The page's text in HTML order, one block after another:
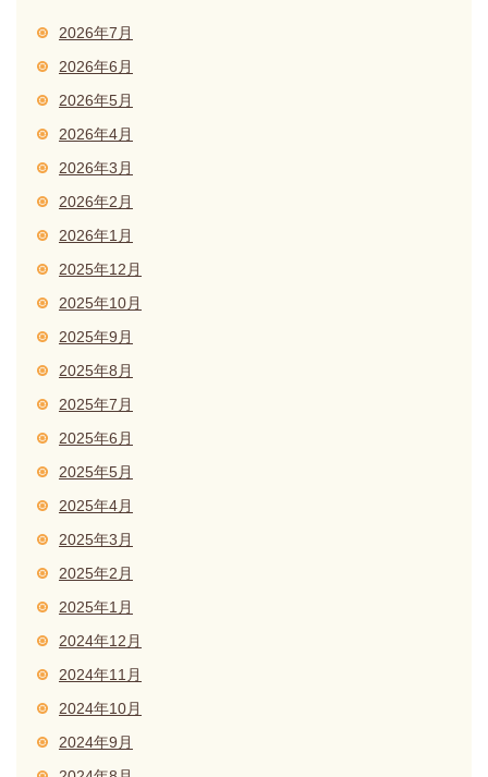
2026年7月
2026年6月
2026年5月
2026年4月
2026年3月
2026年2月
2026年1月
2025年12月
2025年10月
2025年9月
2025年8月
2025年7月
2025年6月
2025年5月
2025年4月
2025年3月
2025年2月
2025年1月
2024年12月
2024年11月
2024年10月
2024年9月